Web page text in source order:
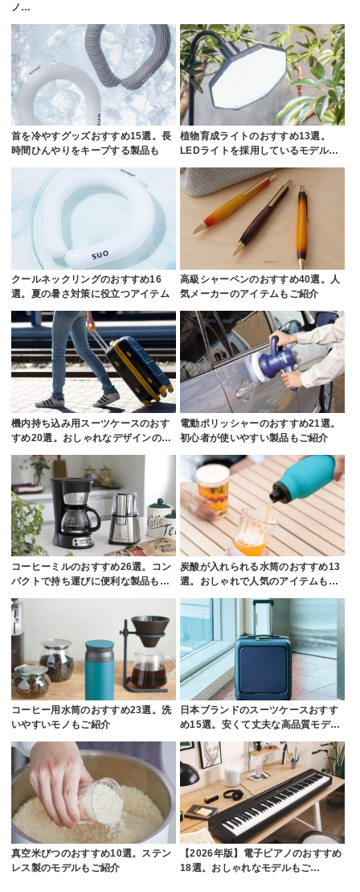
ノ…
首を冷やすグッズおすすめ15選。長
時間ひんやりをキープする製品も
植物育成ライトのおすすめ13選。
LEDライトを採用しているモデル…
クールネックリングのおすすめ16
選。夏の暑さ対策に役立つアイテム
高級シャーペンのおすすめ40選。人
気メーカーのアイテムもご紹介
機内持ち込み用スーツケースのおす
すめ20選。おしゃれなデザインの…
電動ポリッシャーのおすすめ21選。
初心者が使いやすい製品もご紹介
コーヒーミルのおすすめ26選。コン
パクトで持ち運びに便利な製品も…
炭酸が入れられる水筒のおすすめ13
選。おしゃれで人気のアイテムも…
コーヒー用水筒のおすすめ23選。洗
いやすいモノもご紹介
日本ブランドのスーツケースおすす
め15選。安くて丈夫な高品質モデ…
真空米びつのおすすめ10選。ステン
レス製のモデルもご紹介
【2026年版】電子ピアノのおすすめ
18選。おしゃれなモデルもご…